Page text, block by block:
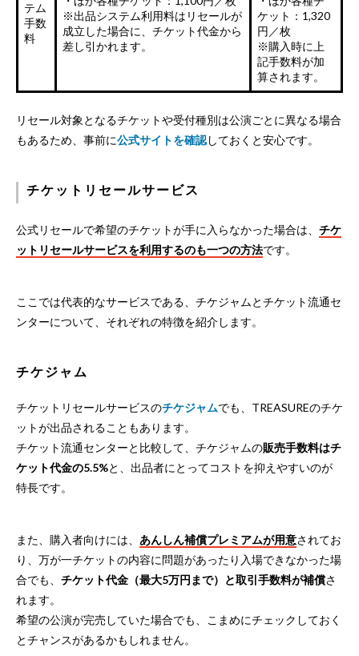
テム
手数
料
※出品システム利用料はリセールが
成立した場合に、チケット代金から
差し引かれます。
ケット：1,320
円／枚
※購入時に上
記手数料が加
算されます。
リセール対象となるチケットや受付種別は公演ごとに異なる場合
もあるため、事前に公式サイトを確認しておくと安心です。
チケットリセールサービス
公式リセールで希望のチケットが手に入らなかった場合は、 チケ
ットリセールサービスを利用するのも一つの方法です。
ここでは代表的なサービスである、チケジャムとチケット流通セ
ンターについて、それぞれの特徴を紹介します。
チケジャム
チケットリセールサービスのチケジャムでも、TREASUREのチケ
ットが出品されることもあります。
チケット流通センターと比較して、チケジャムの販売手数料はチ
ケット代金の5.5%と、出品者にとってコストを抑えやすいのが
特長です。
また、購入者向けには、 あんしん補償プレミアムが用意されてお
り、万が一チケットの内容に問題があったり入場できなかった場
合でも、 チケット代金（最大5万円まで）と取引手数料が補償さ
れます。
希望の公演が完売していた場合でも、こまめにチェックしておく
とチャンスがあるかもしれません。